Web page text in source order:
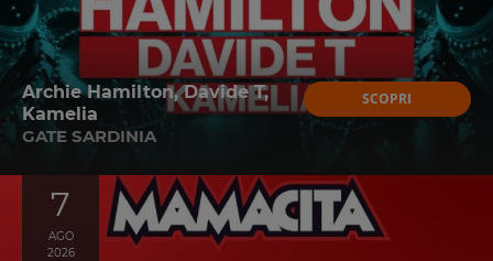
Archie Hamilton, Davide T,
Kamelia
GATE SARDINIA
SCOPRI
7
AGO
2026